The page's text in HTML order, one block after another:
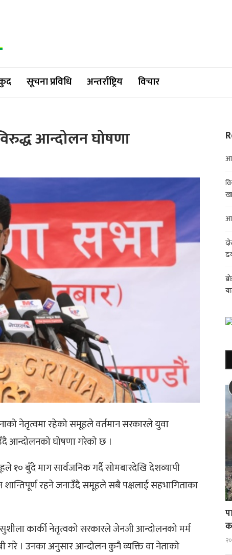
सूचना प्रविधि अन्तर्राष्ट्रिय विचार
आन्दोलन घोषणा
नेतृत्वमा रहेको समूहले वर्तमान सरकारले युवा
आन्दोलनको घोषणा गरेको छ ।
बुँदे माग सार्वजनिक गर्दै सोमबारदेखि देशव्यापी
शान्तिपूर्ण रहने जनाउँदै समूहले सबै पक्षलाई सहभागिताका
कार्की नेतृत्वको सरकारले जेनजी आन्दोलनको मर्म
। उनका अनुसार आन्दोलन कुनै व्यक्ति वा नेताको